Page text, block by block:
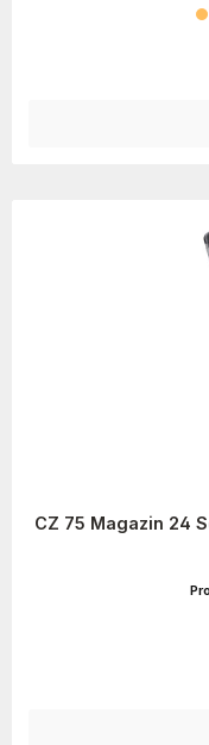
CZ 75 Magazin 24